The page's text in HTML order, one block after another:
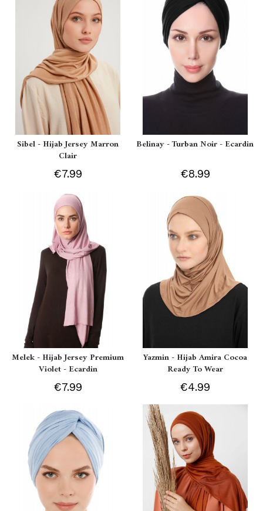
Sibel - Hijab Jersey Marron
Clair
€7.99
Belinay - Turban Noir - Ecardin
€8.99
Melek - Hijab Jersey Premium
Violet - Ecardin
€7.99
Yazmin - Hijab Amira Cocoa
Ready To Wear
€4.99